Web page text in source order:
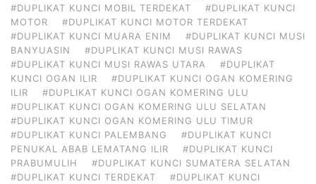
#DUPLIKAT KUNCI MOBIL TERDEKAT
#DUPLIKAT KUNCI
MOTOR
#DUPLIKAT KUNCI MOTOR TERDEKAT
#DUPLIKAT KUNCI MUARA ENIM
#DUPLIKAT KUNCI MUSI
BANYUASIN
#DUPLIKAT KUNCI MUSI RAWAS
#DUPLIKAT KUNCI MUSI RAWAS UTARA
#DUPLIKAT
KUNCI OGAN ILIR
#DUPLIKAT KUNCI OGAN KOMERING
ILIR
#DUPLIKAT KUNCI OGAN KOMERING ULU
#DUPLIKAT KUNCI OGAN KOMERING ULU SELATAN
#DUPLIKAT KUNCI OGAN KOMERING ULU TIMUR
#DUPLIKAT KUNCI PALEMBANG
#DUPLIKAT KUNCI
PENUKAL ABAB LEMATANG ILIR
#DUPLIKAT KUNCI
PRABUMULIH
#DUPLIKAT KUNCI SUMATERA SELATAN
#DUPLIKAT KUNCI TERDEKAT
#DUPLIKAT KUNCI